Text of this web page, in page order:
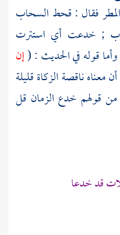
فقال : قحط السحاب
; خدعت أي استترت
قوله في الحديث : (إن
معناه ناقصة الزكاة قليلة
من قولهم خدع الزمان قل
قد خدعا